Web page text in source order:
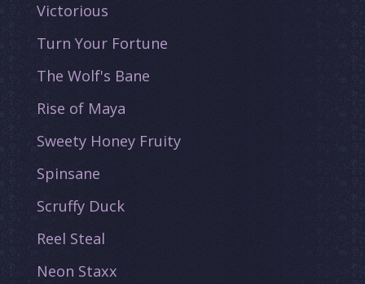
Victorious
Turn Your Fortune
The Wolf's Bane
Rise of Maya
Sweety Honey Fruity
Spinsane
Scruffy Duck
Reel Steal
Neon Staxx